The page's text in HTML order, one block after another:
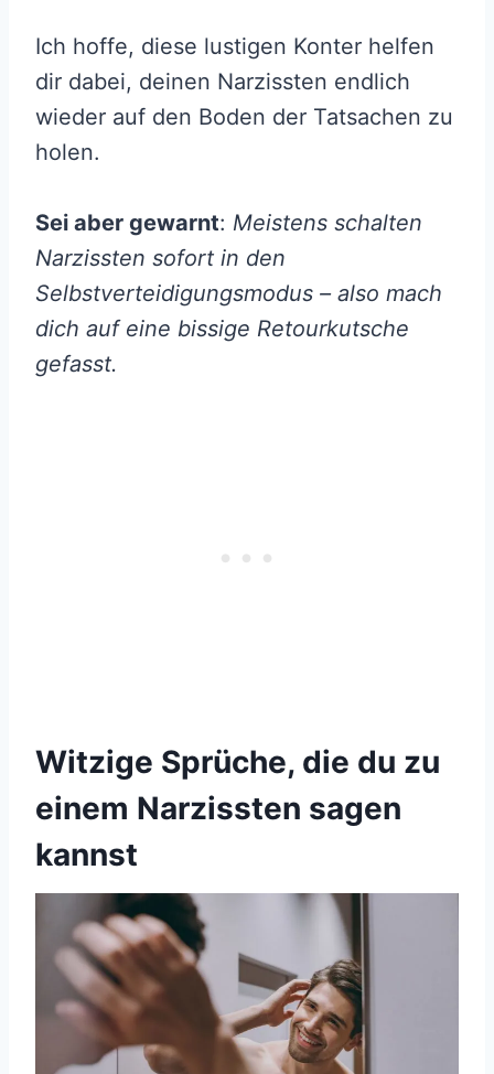
Ich hoffe, diese lustigen Konter helfen
dir dabei, deinen Narzissten endlich
wieder auf den Boden der Tatsachen zu
holen.
Sei aber gewarnt: Meistens schalten
Narzissten sofort in den
Selbstverteidigungsmodus – also mach
dich auf eine bissige Retourkutsche
gefasst.
Witzige Sprüche, die du zu
einem Narzissten sagen
kannst